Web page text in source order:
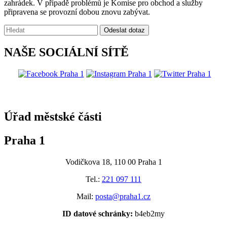
zahrádek. V případě problémů je Komise pro obchod a služby
připravena se provozní dobou znovu zabývat.
Vyhledávání:
Odeslat dotaz
NAŠE SOCIÁLNÍ SÍTĚ
Úřad městské části
Praha 1
Vodičkova 18, 110 00 Praha 1
Tel.: 221 097 111
Mail: posta@praha1.cz
ID datové schránky: b4eb2my